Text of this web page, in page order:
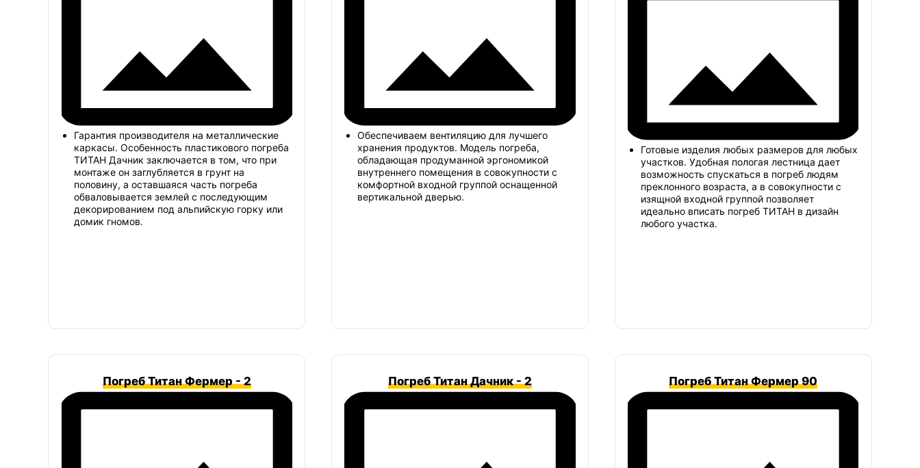
Гарантия производителя на металлические
каркасы. Особенность пластикового погреба
ТИТАН Дачник заключается в том, что при
монтаже он заглубляется в грунт на
половину, а оставшаяся часть погреба
обваловывается землей с последующим
декорированием под альпийскую горку или
домик гномов.
Обеспечиваем вентиляцию для лучшего
хранения продуктов. Модель погреба,
обладающая продуманной эргономикой
внутреннего помещения в совокупности с
комфортной входной группой оснащенной
вертикальной дверью.
Готовые изделия любых размеров для любых
участков. Удобная пологая лестница дает
возможность спускаться в погреб людям
преклонного возраста, а в совокупности с
изящной входной группой позволяет
идеально вписать погреб ТИТАН в дизайн
любого участка.
Погреб Титан Фермер - 2 Погреб Титан Дачник - 2 Погреб Титан Фермер 90